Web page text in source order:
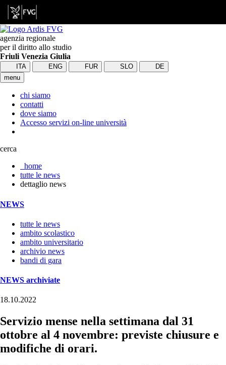
agenzia regionale
per il diritto allo studio
Friuli Venezia Giulia
ITA ENG FUR SLO
DE
menu
chi siamo
contatti
dove siamo
Accesso servizi on-line università
cerca
home
tutte le news
dettaglio news
NEWS
tutte le news
ambito scolastico
ambito universitario
archivio news
bandi di gara
NEWS archiviate
18.10.2022
Servizio mense nella settimana dal 31
ottobre al 4 novembre: previste chiusure e
modifiche di orari.